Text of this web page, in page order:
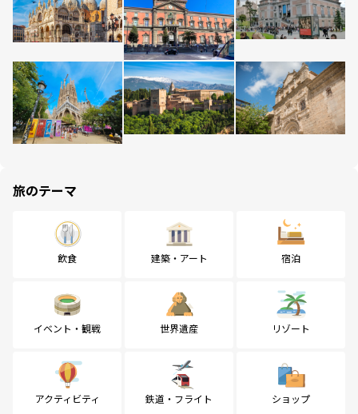
旅のテーマ
飲食 建築・アート 宿泊
イベント・観戦 世界遺産 リゾート
アクティビティ 鉄道・フライト ショップ